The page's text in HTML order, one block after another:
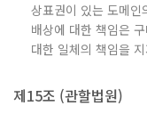
상표권이 있는 도메
배상에 대한 책임은
대한 일체의 책임을
제15조 (관할법원)